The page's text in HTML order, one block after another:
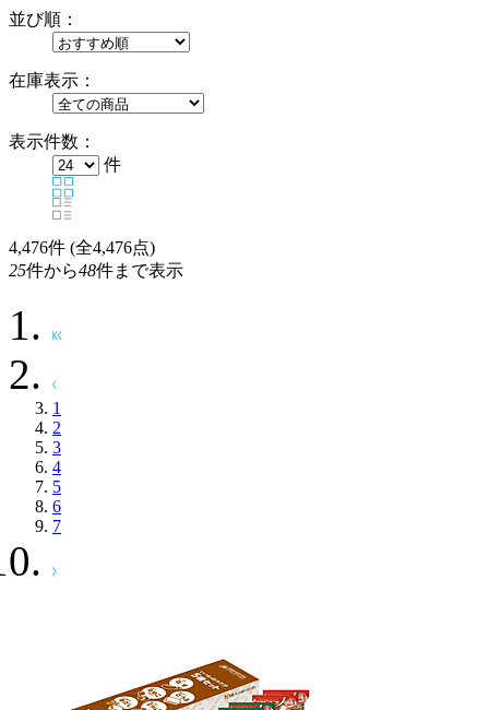
並び順：
在庫表示：
表示件数：
件
4,476件 (全4,476点)
25件から48件まで表示
1
2
3
4
5
6
7